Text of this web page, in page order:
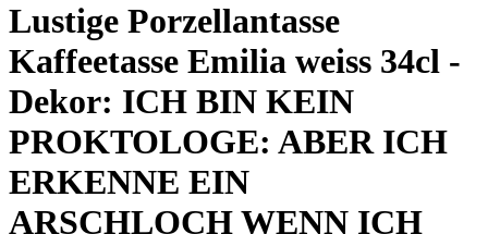
Lustige Porzellantasse
Kaffeetasse Emilia weiss 34cl -
Dekor: ICH BIN KEIN
PROKTOLOGE: ABER ICH
ERKENNE EIN
ARSCHLOCH WENN ICH